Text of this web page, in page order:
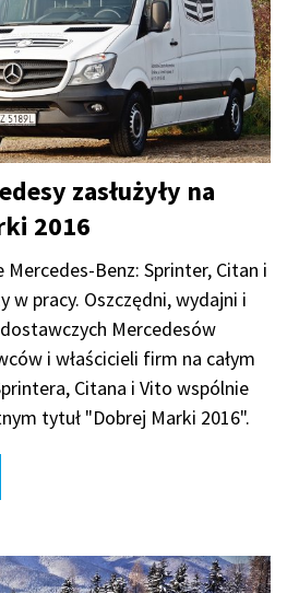
zasłużyły na
2016
Benz: Sprinter, Citan i
pracy. Oszczędni, wydajni i
Mercedesów
i właścicieli firm na całym
Citana i Vito wspólnie
tytuł "Dobrej Marki 2016".